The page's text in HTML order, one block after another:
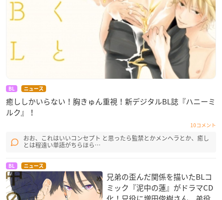
BL ニュース
癒ししかいらない！胸きゅん重視！新デジタルBL誌『ハニーミ
ルク』！
10コメント
おお、これはいいコンセプト と思ったら監禁とかメンヘラとか、癒し
とは程遠い単語がちらほら…
BL ニュース
兄弟の歪んだ関係を描いたBLコ
ミック『泥中の蓮』がドラマCD